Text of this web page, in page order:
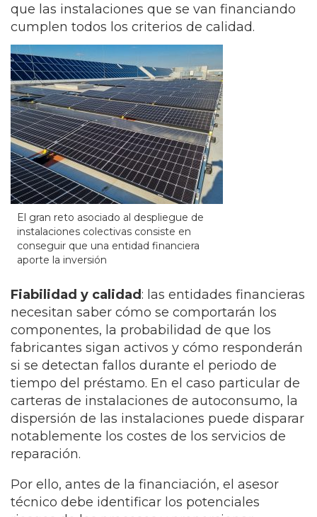
que las instalaciones que se van financiando
cumplen todos los criterios de calidad.
El gran reto asociado al despliegue de
instalaciones colectivas consiste en
conseguir que una entidad financiera
aporte la inversión
Fiabilidad y calidad : las entidades financieras
necesitan saber cómo se comportarán los
componentes, la probabilidad de que los
fabricantes sigan activos y cómo responderán
si se detectan fallos durante el periodo de
tiempo del préstamo. En el caso particular de
carteras de instalaciones de autoconsumo, la
dispersión de las instalaciones puede disparar
notablemente los costes de los servicios de
reparación.
Por ello, antes de la financiación, el asesor
técnico debe identificar los potenciales